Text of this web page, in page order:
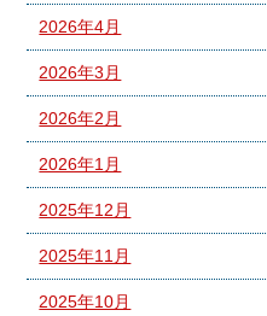
2026年4月
2026年3月
2026年2月
2026年1月
2025年12月
2025年11月
2025年10月